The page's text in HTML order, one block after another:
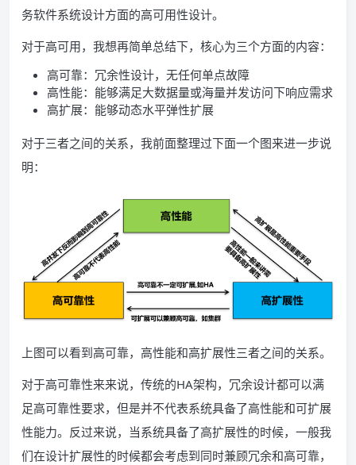
务软件系统设计方面的高可用性设计。
对于高可用，我想再简单总结下，核心为三个方面的内容：
高可靠：冗余性设计，无任何单点故障
高性能：能够满足大数据量或海量并发访问下响应需求
高扩展：能够动态水平弹性扩展
对于三者之间的关系，我前面整理过下面一个图来进一步说
明：
上图可以看到高可靠，高性能和高扩展性三者之间的关系。
对于高可靠性来来说，传统的HA架构，冗余设计都可以满
足高可靠性要求，但是并不代表系统具备了高性能和可扩展
性能力。反过来说，当系统具备了高扩展性的时候，一般我
们在设计扩展性的时候都会考虑到同时兼顾冗余和高可靠，